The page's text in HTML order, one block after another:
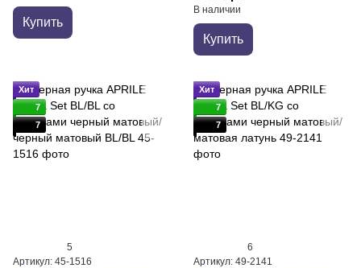
Купить
В наличии
Купить
Хит
7
7
5
Артикул: 45-1516
Хит
7
7
6
Артикул: 49-2141